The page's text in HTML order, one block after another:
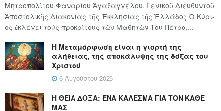
Μητροπολίτου Φαναρίου Ἀγαθαγγέλου, Γενικοῦ Διευθυντοῦ
Ἀποστολικῆς Διακονίας τῆς Ἐκκλησίας τῆς Ἑλλάδος Ὁ Κύ­ρι­
ος ἐκλέγει τούς προ­κρί­τους τῶν Μα­θη­τῶν Του Πέ­τρο,...
Η Μεταμόρφωση είναι η γιορτή της
αλήθειας, της αποκάλυψης της δόξας του
Χριστού
6 Αυγούστου 2026
Η ΘΕΙΑ ΔΟΞΑ: ΈΝΑ ΚΑΛΕΣΜΑ ΓΙΑ ΤΟΝ ΚΑΘΕ
ΜΑΣ